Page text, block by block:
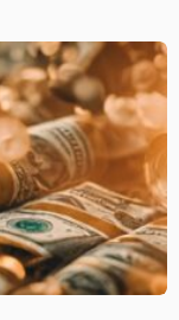
l
a
n
a
g
o